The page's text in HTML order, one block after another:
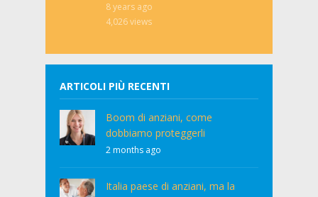
8 years ago
4,026views
ARTICOLI PIÙ RECENTI
Boom di anziani, come
dobbiamo proteggerli
2 months ago
Italia paese di anziani, ma la